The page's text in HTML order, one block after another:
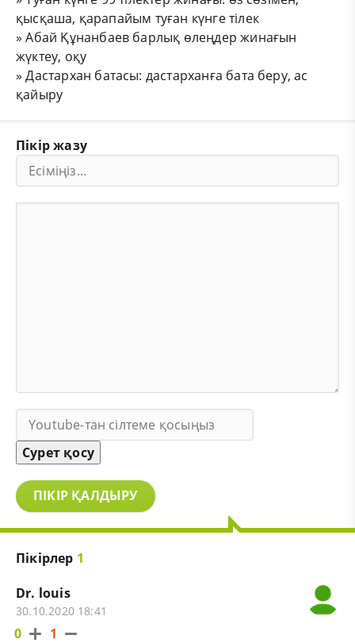
қысқаша, қарапайым туған күнге тілек
»Абай Құнанбаев барлық өлеңдер жинағын
жүктеу, оқу
»Дастархан батасы: дастарханға бата беру, ас
қайыру
Пікір жазу
Сурет қосу
ПІКІР ҚАЛДЫРУ
Пікірлер 1
Dr. louis
30.10.2020 18:41
0 1